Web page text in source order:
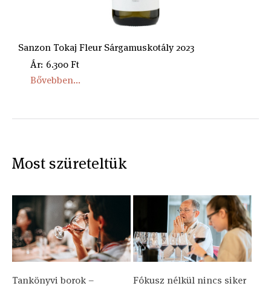
Sanzon Tokaj Fleur Sárgamuskotály 2023
Ár: 6.300 Ft
Bővebben...
Most szüreteltük
Tankönyvi borok –
Fókusz nélkül nincs siker